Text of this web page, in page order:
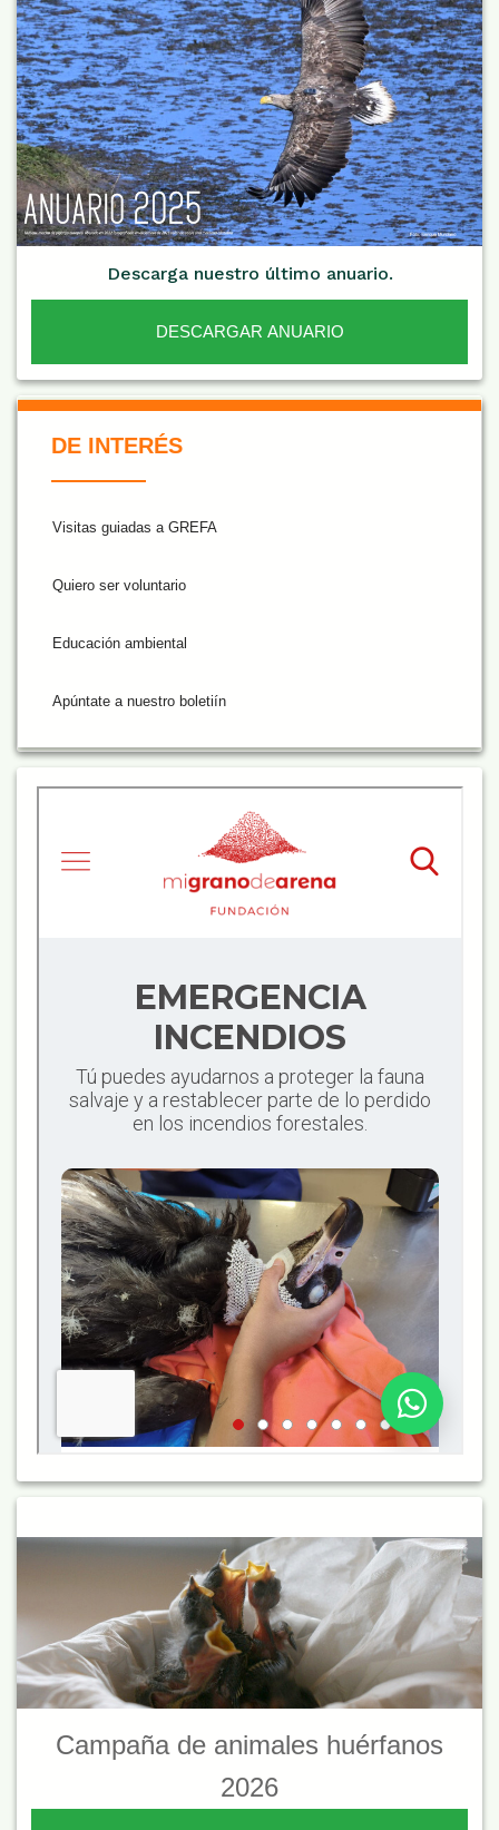
Descarga nuestro último anuario.
DESCARGAR ANUARIO
De Interés NARANJA
DE INTERÉS
Visitas guiadas a GREFA
Quiero ser voluntario
Educación ambiental
Apúntate a nuestro boletiín
Campaña de animales huérfanos
2026